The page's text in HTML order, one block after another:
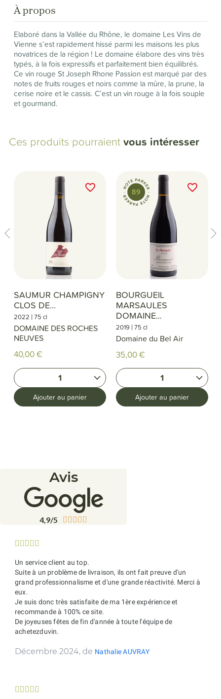
À propos
Elaboré dans la Vallée du Rhône, le domaine Les Vins de
Vienne s’est rapidement hissé parmi les maisons les plus
novatrices de la région ! Le domaine élabore des vins très
typés, à la fois expressifs et parfaitement bien équilibrés.
Ce vin rouge St Joseph Rhone Passion est marqué par des
notes de fruits rouges et noirs comme la mûre, la prune, la
cerise noire et le cassis. C’est un vin rouge à la fois souple
et gourmand.
Ces produits pourraientvous intéresser
SAUMUR CHAMPIGNY
CLOS DE...
2022 |75 cl
DOMAINE DES ROCHES
NEUVES
40,00 €
1
Ajouter au panier
favorite_border 89
BOURGUEIL
MARSAULES
DOMAINE...
2019 |75 cl
Domaine du Bel Air
35,00 €
1
Ajouter au panier
favorite_border
Avis
4,9/5     
    
Un service client au top.
Suite à un problème de livraison, ils ont fait preuve d'un
grand professionnalisme et d'une grande réactivité. Merci à
eux.
Je suis donc très satisfaite de ma 1ère expérience et
recommande à 100% ce site.
De joyeuses fêtes de fin d'année à toute l'équipe de
achetezduvin.
Décembre 2024, de Nathalie AUVRAY
    